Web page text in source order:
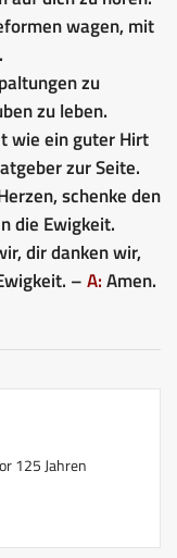
wagen, mit
zu
zu leben.
wie ein guter Hirt
zur Seite.
schenke den
die Ewigkeit.
dir danken wir,
–A:Amen.
125 Jahren